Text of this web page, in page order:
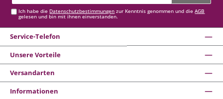
Ich habe die Datenschutzbestimmungen zur Kenntnis genommen und dieAGB
gelesen und bin mit ihnen einverstanden.
Service-Telefon
Unsere Vorteile
Versandarten
Informationen